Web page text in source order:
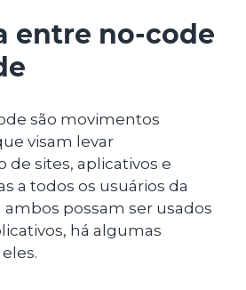
entre no-code
são movimentos
visam levar
sites, aplicativos e
a todos os usuários da
possam ser usados
há algumas